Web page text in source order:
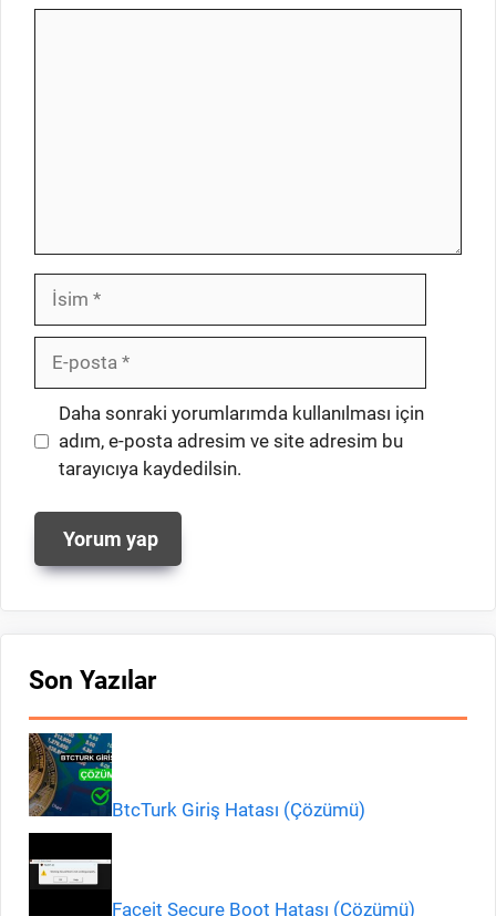
İsim
posta
İnternet
sitesi
Daha sonraki yorumlarımda kullanılması için
adım, e-posta adresim ve site adresim bu
tarayıcıya kaydedilsin.
Son Yazılar
BtcTurk Giriş Hatası (Çözümü)
Faceit Secure Boot Hatası (Çözümü)